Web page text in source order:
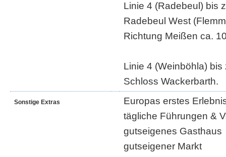
Linie 4 (Radebeul) bis
Radebeul West
Richtung Meißen ca.
Linie 4 (Weinböhla) bis
Schloss Wackerbarth.
Sonstige Extras
Europas erstes
tägliche Führungen &
gutseigenes Gasthaus
gutseigener Markt